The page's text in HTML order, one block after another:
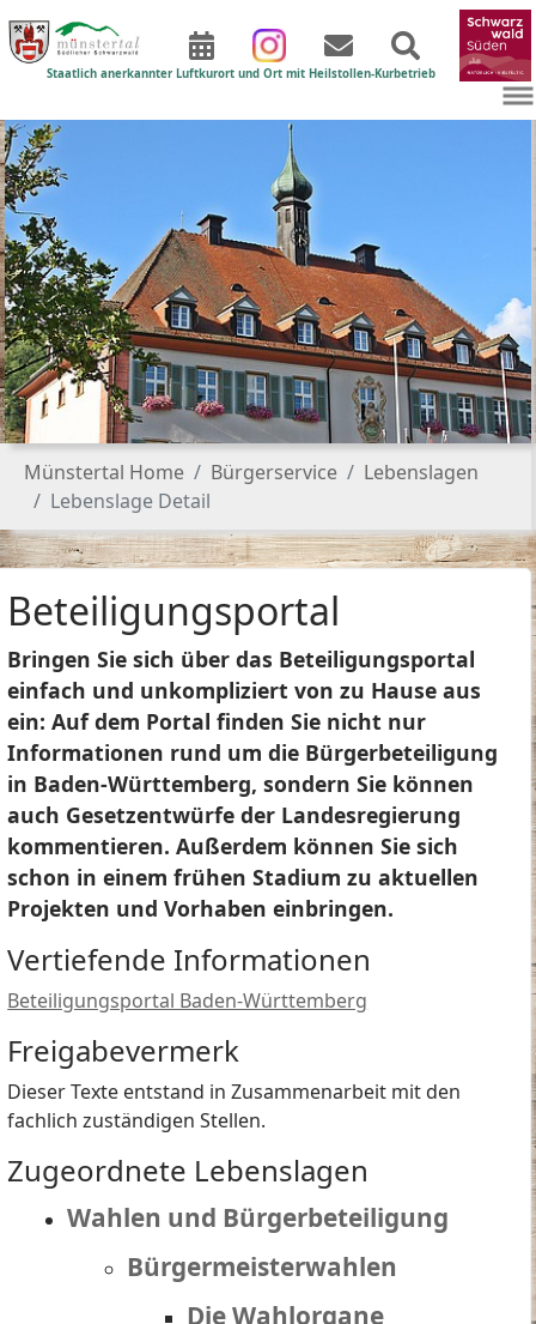
Staatlich anerkannter Luftkurort und Ort mit Heilstollen-Kurbetrieb
Sie sind hier:
Münstertal Home Bürgerservice
Lebenslagen
Lebenslage Detail
Beteiligungsportal
Bringen Sie sich über das Beteiligungsportal
einfach und unkompliziert von zu Hause aus
ein: Auf dem Portal finden Sie nicht nur
Informationen rund um die Bürgerbeteiligung
in Baden-Württemberg, sondern Sie können
auch Gesetzentwürfe der Landesregierung
kommentieren. Außerdem können Sie sich
schon in einem frühen Stadium zu aktuellen
Projekten und Vorhaben einbringen.
Vertiefende Informationen
Beteiligungsportal Baden-Württemberg
Freigabevermerk
Dieser Texte entstand in Zusammenarbeit mit den
fachlich zuständigen Stellen.
Zugeordnete Lebenslagen
Wahlen und Bürgerbeteiligung
Bürgermeisterwahlen
Die Wahlorgane